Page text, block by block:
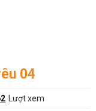
04
Lượt xem